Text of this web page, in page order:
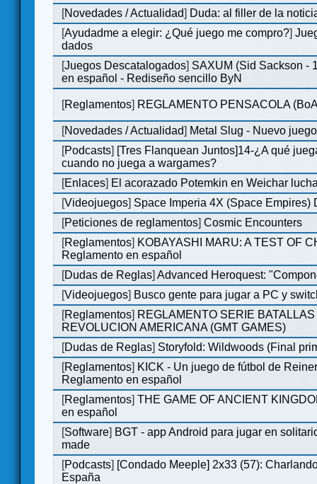
[Novedades / Actualidad] Duda: al filler de la
[Ayudadme a elegir: ¿Qué juego me compro?]
dados
[Juegos Descatalogados] SAXUM (Sid Sackson -
en español - Rediseño sencillo ByN
[Reglamentos] REGLAMENTO PENSACOLA
[Novedades / Actualidad] Metal Slug - Nuevo
[Podcasts] [Tres Flanquean Juntos]14-¿A qué
cuando no juega a wargames?
[Enlaces] El acorazado Potemkin en Weichar
[Videojuegos] Space Imperia 4X (Space Empires)
[Peticiones de reglamentos]Cosmic Encounters
[Reglamentos] KOBAYASHI MARU: A TEST OF
Reglamento en español
[Dudas de Reglas]Advanced Heroquest:
[Videojuegos] Busco gente para jugar a PC y
[Reglamentos] REGLAMENTO SERIE
REVOLUCION AMERICANA (GMT GAMES)
[Dudas de Reglas] Storyfold: Wildwoods (Final
[Reglamentos] KICK - Un juego de fútbol de
Reglamento en español
[Reglamentos]THE GAME OF ANCIENT
en español
[Software] BGT - app Android para jugar en
made
[Podcasts] [Condado Meeple] 2x33 (57):
España